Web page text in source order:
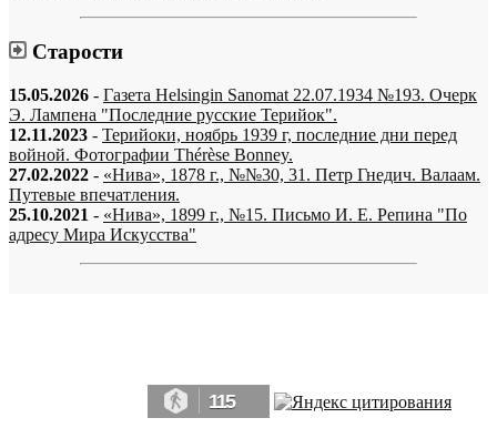
Старости
15.05.2026 - Газета Helsingin Sanomat 22.07.1934 №193. Очерк
Э. Лампена "Последние русские Терийок".
12.11.2023 - Терийоки, ноябрь 1939 г, последние дни перед
войной. Фотографии Thérèse Bonney.
27.02.2022 - «Нива», 1878 г., №№30, 31. Петр Гнедич. Валаам.
Путевые впечатления.
25.10.2021 - «Нива», 1899 г., №15. Письмо И. Е. Репина "По
адресу Мира Искусства"
115